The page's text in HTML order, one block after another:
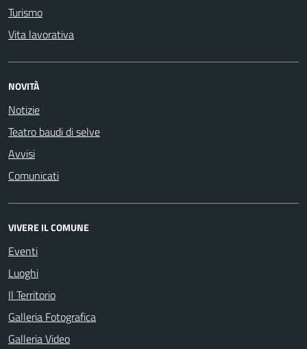
Turismo
Vita lavorativa
NOVITÀ
Notizie
Teatro baudi di selve
Avvisi
Comunicati
VIVERE IL COMUNE
Eventi
Luoghi
Il Territorio
Galleria Fotografica
Galleria Video